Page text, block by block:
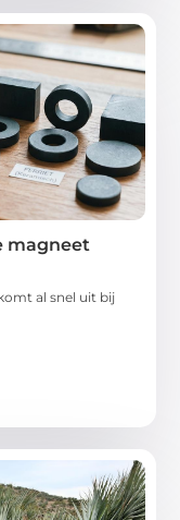
magneet
al snel uit bij